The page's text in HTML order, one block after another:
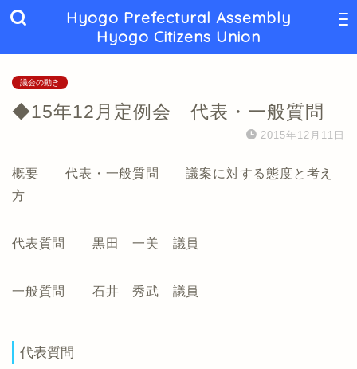
Hyogo Prefectural Assembly
Hyogo Citizens Union
議会の動き
◆15年12月定例会 代表・一般質問
2015年12月11日
概要 代表・一般質問 議案に対する態度と考え
方
代表質問 黒田 一美 議員
一般質問 石井 秀武 議員
代表質問